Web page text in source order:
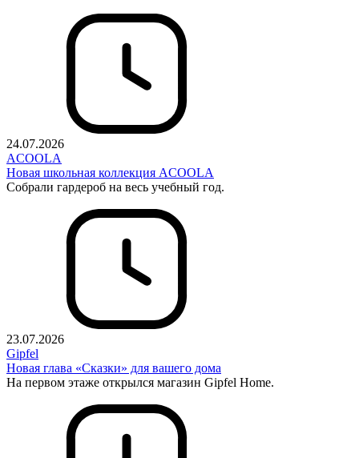
24.07.2026
ACOOLA
Новая школьная коллекция ACOOLA
Собрали гардероб на весь учебный год.
23.07.2026
Gipfel
Новая глава «Сказки» для вашего дома
На первом этаже открылся магазин Gipfel Home.